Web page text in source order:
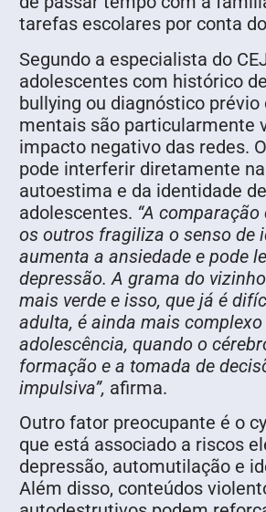
tarefas escolares por conta
Segundo a especialista do
adolescentes com histórico
bullying ou diagnóstico
mentais são particularmente
impacto negativo das redes.
pode interferir diretamente
autoestima e da identidade
adolescentes. “A
os outros fragiliza o senso de
aumenta a ansiedade e pode
depressão. A grama do
mais verde e isso, que já é
adulta, é ainda mais complexo
adolescência, quando o
formação e a tomada de
impulsiva”, afirma.
Outro fator preocupante é o
que está associado a riscos
depressão, automutilação e
Além disso, conteúdos